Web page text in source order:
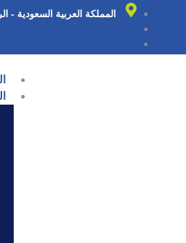
المملكة العربية السعودية